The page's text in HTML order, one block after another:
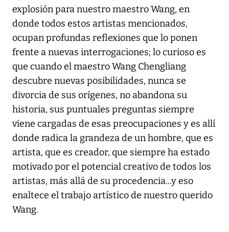
explosión para nuestro maestro Wang, en
donde todos estos artistas mencionados,
ocupan profundas reflexiones que lo ponen
frente a nuevas interrogaciones; lo curioso es
que cuando el maestro Wang Chengliang
descubre nuevas posibilidades, nunca se
divorcia de sus orígenes, no abandona su
historia, sus puntuales preguntas siempre
viene cargadas de esas preocupaciones y es allí
donde radica la grandeza de un hombre, que es
artista, que es creador, que siempre ha estado
motivado por el potencial creativo de todos los
artistas, más allá de su procedencia...y eso
enaltece el trabajo artístico de nuestro querido
Wang.